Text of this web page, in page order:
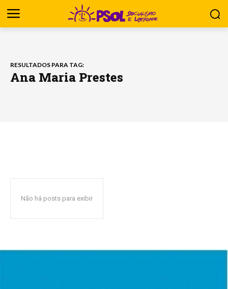
RESULTADOS PARA TAG:
Ana Maria Prestes
Não há posts para exibir